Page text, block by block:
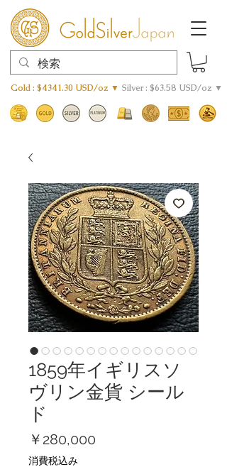
Gold : $4341.30 USD/oz ▼ Silver : $63.58 USD/oz ▼
1859年イギリスソ
ヴリン金貨 シール
ド
￥280,000
消費税込み